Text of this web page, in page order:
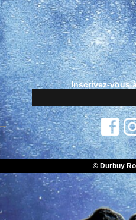
Inscrivez-vous
© Durbuy